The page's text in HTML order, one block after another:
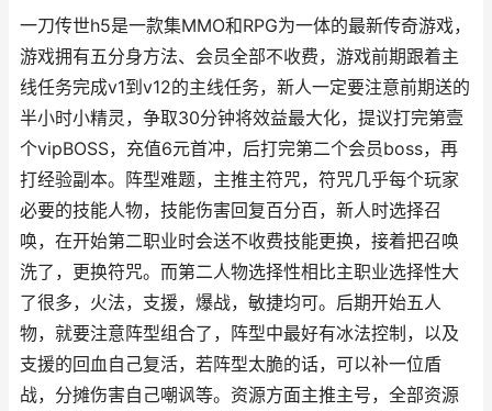
一刀传世h5是一款集MMO和RPG为一体的最新传奇游戏，
游戏拥有五分身方法、会员全部不收费，游戏前期跟着主
线任务完成v1到v12的主线任务，新人一定要注意前期送的
半小时小精灵，争取30分钟将效益最大化，提议打完第壹
个vipBOSS，充值6元首冲，后打完第二个会员boss，再
打经验副本。阵型难题，主推主符咒，符咒几乎每个玩家
必要的技能人物，技能伤害回复百分百，新人时选择召
唤，在开始第二职业时会送不收费技能更换，接着把召唤
洗了，更换符咒。而第二人物选择性相比主职业选择性大
了很多，火法，支援，爆战，敏捷均可。后期开始五人
物，就要注意阵型组合了，阵型中最好有冰法控制，以及
支援的回血自己复活，若阵型太脆的话，可以补一位盾
战，分摊伤害自己嘲讽等。资源方面主推主号，全部资源